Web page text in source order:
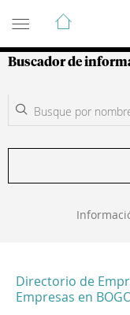
Guía de
Buscador de
Directorio de
Empresas en